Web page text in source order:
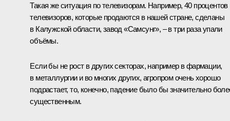
Такая же ситуация по телевизорам. Например, 40 процентов
телевизоров, которые продаются в нашей стране, сделаны
в Калужской области, завод «Самсунг», – в три раза упали
объёмы.
Если бы не рост в других секторах, например в фармации,
в металлургии и во многих других, агропром очень хорошо
подрастает, то, конечно, падение было бы значительно
существенным.